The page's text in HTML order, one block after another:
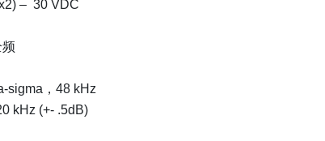
– 30 VDC
sigma，48 kHz
kHz (+- .5dB)